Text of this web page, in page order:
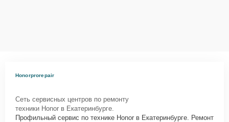
Honorprorepair
Сеть сервисных центров по ремонту
техники Honor в Екатеринбурге.
Профильный сервис по технике Honor в Екатеринбурге. Ремонт